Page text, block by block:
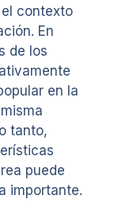
contexto
En
de los
en la
tanto,
puede
importante.